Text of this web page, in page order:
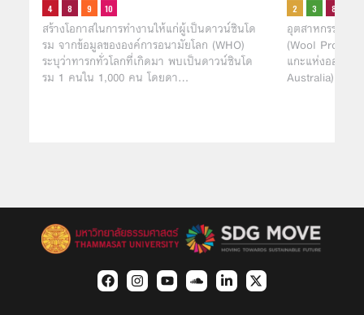
สร้างโอกาสในการทำงานให้แก่ผู้เป็นดาวน์ซินโด
รม จากข้อมูลขององค์การอนามัยโลก (WHO)
ระบุว่าทารกทั่วโลกที่เกิดมา พบเป็นดาวน์ซินโด
รม 1 คนใน 1,000 คน โดยดา…
อุตสาหกรรมผู้ผ
(Wool
แกะแห่งออสเต
Australia) เผย